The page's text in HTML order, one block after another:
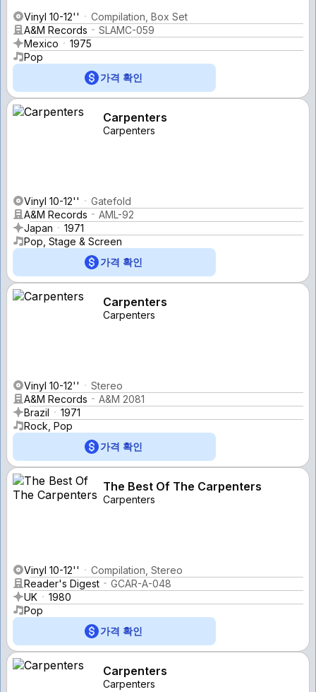
Vinyl 10-12''
Compilation, Box Set
A&M Records
SLAMC-059
Mexico
1975
Pop
가격 확인
Carpenters
Carpenters
Vinyl 10-12''
Gatefold
A&M Records
AML-92
Japan
1971
Pop, Stage & Screen
가격 확인
Carpenters
Carpenters
Vinyl 10-12''
Stereo
A&M Records
A&M 2081
Brazil
1971
Rock, Pop
가격 확인
The Best Of The Carpenters
Carpenters
Vinyl 10-12''
Compilation, Stereo
Reader's Digest
GCAR-A-048
UK
1980
Pop
가격 확인
Carpenters
Carpenters